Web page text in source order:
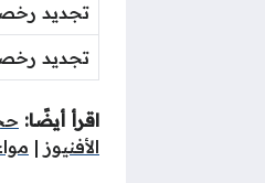
تجديد
تجديد
اقرأ أيضًا:
الأفنيوز |